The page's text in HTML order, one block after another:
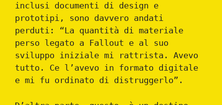
inclusi documenti di design e
prototipi, sono davvero andati
perduti: “La quantità di materiale
perso legato a Fallout e al suo
sviluppo iniziale mi rattrista. Avevo
tutto. Ce l’avevo in formato digitale
e mi fu ordinato di distruggerlo”.